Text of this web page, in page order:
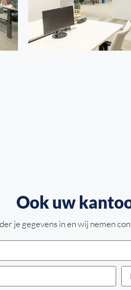
Ook uw
je gegevens in en wij nemen